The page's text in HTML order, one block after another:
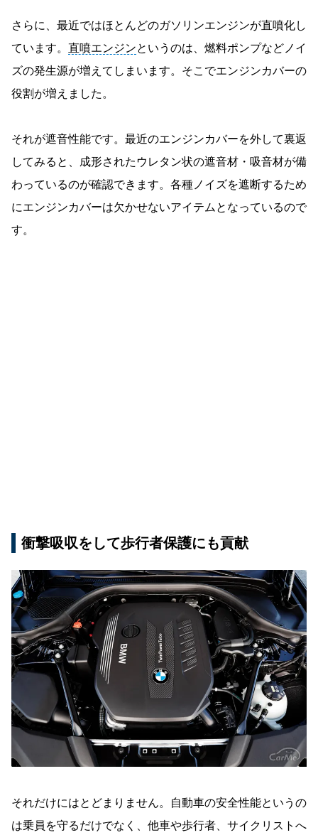
さらに、最近ではほとんどのガソリンエンジンが直噴化し
ています。 直噴エンジンというのは、燃料ポンプなどノイ
ズの発生源が増えてしまいます。そこでエンジンカバーの
役割が増えました。
それが遮音性能です。最近のエンジンカバーを外して裏返
してみると、成形されたウレタン状の遮音材・吸音材が備
わっているのが確認できます。各種ノイズを遮断するため
にエンジンカバーは欠かせないアイテムとなっているので
す。
衝撃吸収をして歩行者保護にも貢献
それだけにはとどまりません。自動車の安全性能というの
は乗員を守るだけでなく、他車や歩行者、サイクリストへ